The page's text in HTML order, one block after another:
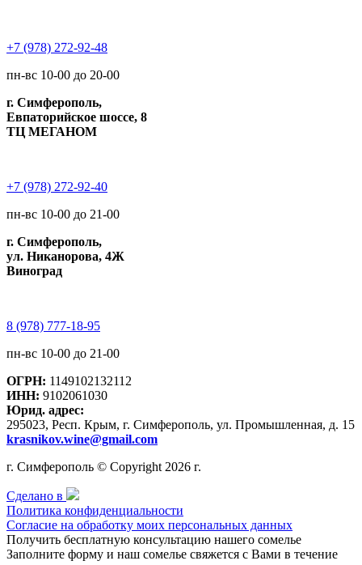
+7 (978) 272-92-48
пн-вс 10-00 до 20-00
г. Симферополь,
Евпаторийское шоссе, 8
ТЦ МЕГАНОМ
+7 (978) 272-92-40
пн-вс 10-00 до 21-00
г. Симферополь,
ул. Никанорова, 4Ж
Виноград
8 (978) 777-18-95
пн-вс 10-00 до 21-00
ОГРН: 1149102132112
ИНН: 9102061030
Юрид. адрес:
295023, Респ. Крым, г. Симферополь, ул. Промышленная, д. 15
krasnikov.wine@gmail.com
г. Симферополь © Copyright 2026 г.
Сделано в
Политика конфиденциальности
Согласие на обработку моих персональных данных
Получить бесплатную консультацию нашего сомелье
Заполните форму и наш сомелье свяжется с Вами в течение